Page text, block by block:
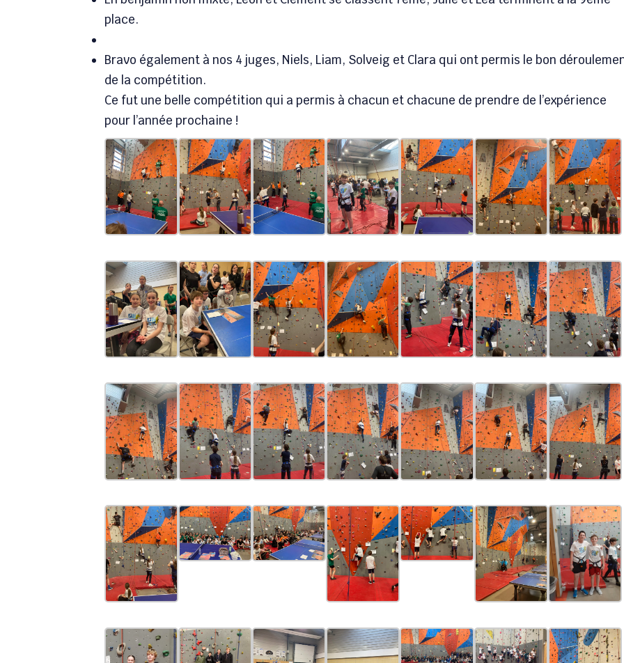
place.
Bravo également à nos 4 juges, Niels, Liam, Solveig et Clara qui ont permis le bon
de la compétition.
Ce fut une belle compétition qui a permis à chacun et chacune de prendre de l’expérience
pour l’année prochaine !